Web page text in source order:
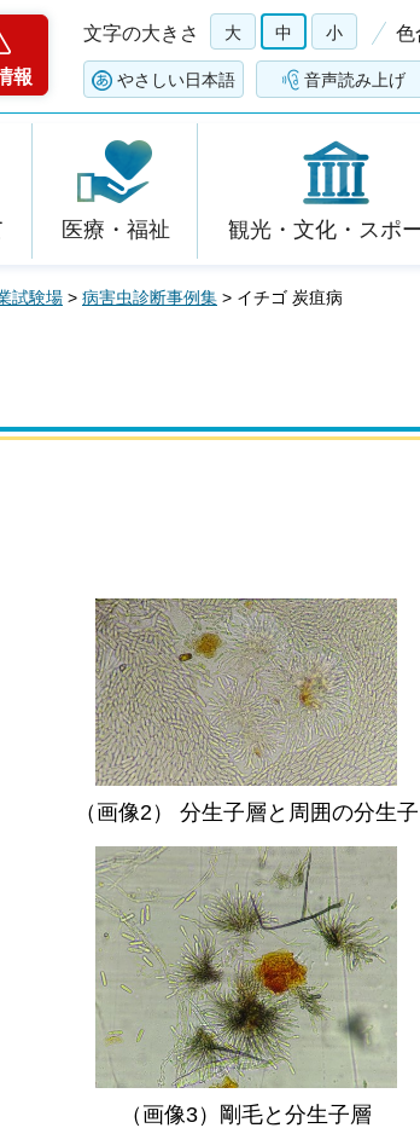
報
文字の大きさ 大 中 小 色
やさしい日本語 音声読み上げ
医療・福祉 観光・文化・スポ
試験場 > 病害虫診断事例集 > イチゴ 炭疽病
（画像2） 分生子層と周囲の分生子
（画像3）剛毛と分生子層